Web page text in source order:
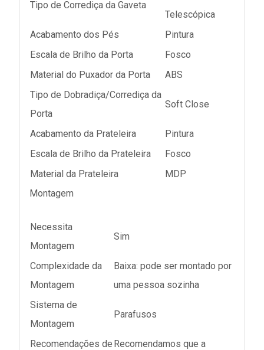
Tipo de Corrediça da Gaveta
Telescópica
Acabamento dos Pés
Pintura
Escala de Brilho da Porta
Fosco
Material do Puxador da Porta
ABS
Tipo de Dobradiça/Corrediça da
Porta
Soft Close
Acabamento da Prateleira
Pintura
Escala de Brilho da Prateleira
Fosco
Material da Prateleira
MDP
Montagem
Necessita
Montagem
Sim
Complexidade da
Montagem
Baixa: pode ser montado por
uma pessoa sozinha
Sistema de
Montagem
Parafusos
Recomendações de Recomendamos que a